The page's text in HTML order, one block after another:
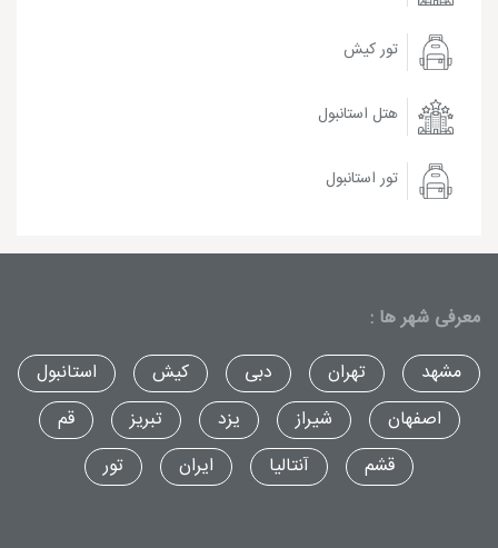
تور کیش
هتل استانبول
تور استانبول
معرفی شهر ها :
مشهد
تهران دبی کیش
استانبول
اصفهان
شیراز یزد تبریز
قم
قشم
آنتالیا ایران تور